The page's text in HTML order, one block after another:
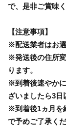
で、是非ご賞味く
【注意事項】
※配送業者はお選
※発送後の住所
ります。
※到着後速やか
ざいましたら3日
※到着後1ヵ月を
で予めご了承くだ